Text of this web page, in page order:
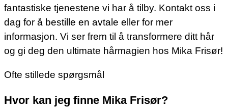
fantastiske tjenestene vi har å tilby. Kontakt oss i
dag for å bestille en avtale eller for mer
informasjon. Vi ser frem til å transformere ditt hår
og gi deg den ultimate hårmagien hos Mika Frisør!
Ofte stillede spørgsmål
Hvor kan jeg finne Mika Frisør?